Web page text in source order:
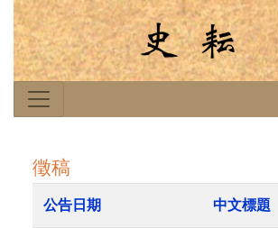
徵稿
公告日期 中文標題